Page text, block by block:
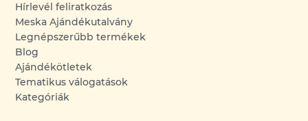
Hírlevél feliratkozás
Meska Ajándékutalvány
Legnépszerűbb termékek
Blog
Ajándékötletek
Tematikus válogatások
Kategóriák